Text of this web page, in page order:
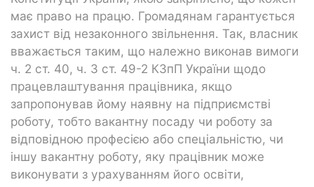
має право на працю. Громадянам гарантується
захист від незаконного звільнення. Так, власник
вважається таким, що належно виконав вимоги
ч. 2 ст. 40, ч. 3 ст. 49-2 КЗпП України щодо
працевлаштування працівника, якщо
запропонував йому наявну на підприємстві
роботу, тобто вакантну посаду чи роботу за
відповідною професією або спеціальністю, чи
іншу вакантну роботу, яку працівник може
виконувати з урахуванням його освіти,